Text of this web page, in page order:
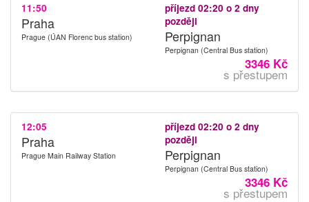
11:50
Praha
Prague (ÚAN Florenc bus station)
příjezd 02:20 o 2 dny
později
Perpignan
Perpignan (Central Bus station)
3346 Kč
s přestupem
12:05
Praha
Prague Main Railway Station
příjezd 02:20 o 2 dny
později
Perpignan
Perpignan (Central Bus station)
3346 Kč
s přestupem